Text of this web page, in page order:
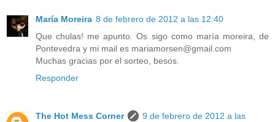
María Moreira 8 de febrero de 2012 a las 12:40
Que chulas! me apunto. Os sigo como maría moreira, de
Pontevedra y mi mail es mariamorsen@gmail.com
Muchas gracias por el sorteo, besos.
Responder
The Hot Mess Corner
9 de febrero de 2012 a las